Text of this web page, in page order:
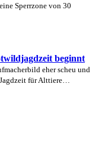
Sperrzone von 30
beginnt
eher scheu und
für Alttiere…